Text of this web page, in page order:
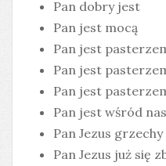
Pan dobry jest
Pan jest mocą
Pan jest
Pan jest
Pan jest
Pan jest wśród nas
Pan Jezus
Pan Jezus już się